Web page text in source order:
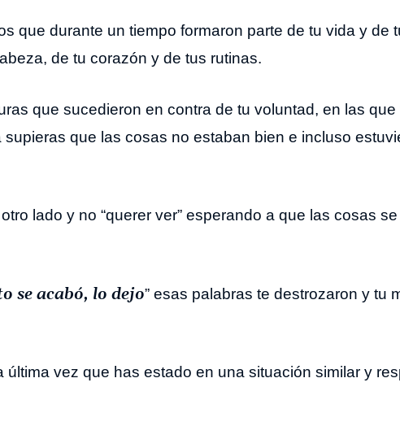
que durante un tiempo formaron parte de tu vida y de
de tu corazón y de tus rutinas.
que sucedieron en contra de tu voluntad, en las que
que las cosas no estaban bien e incluso
lado y no “querer ver” esperando a que las cosas
se acabó, lo dejo” esas palabras te destrozaron y tu
vez que has estado en una situación similar y